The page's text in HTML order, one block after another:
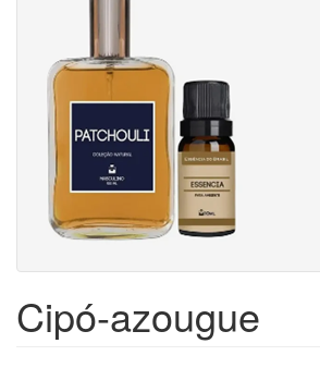
Cipó-azougue